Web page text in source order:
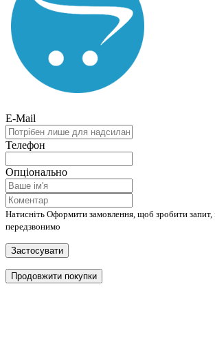
E-Mail
Телефон
Опціонально
Натисніть Оформити замовлення, щоб зробити запит,
передзвонимо
Застосувати
Продовжити покупки